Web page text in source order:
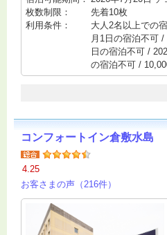
枚数制限：
先着10枚
利用条件：
大人2名以上での
月1日の宿泊不可
日の宿泊不可 /
の宿泊不可 /
コンフォートイン倉敷水島
4.25
お客さまの声（216件）